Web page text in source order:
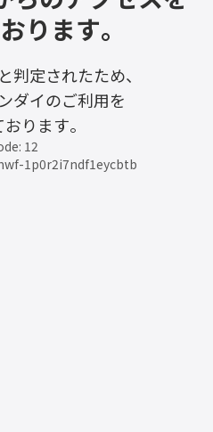
ります。
判定されたため、
ダイのご利用を
ります。
12
1p0r2i7ndf1eycbtb